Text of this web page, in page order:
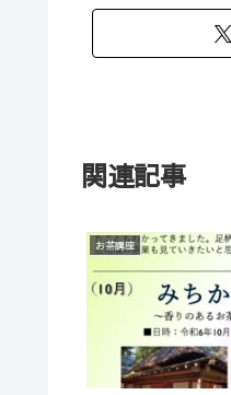
関連記事
お茶講座